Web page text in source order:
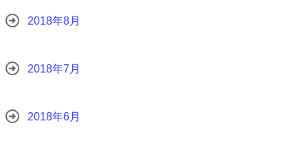
2018年8月
2018年7月
2018年6月